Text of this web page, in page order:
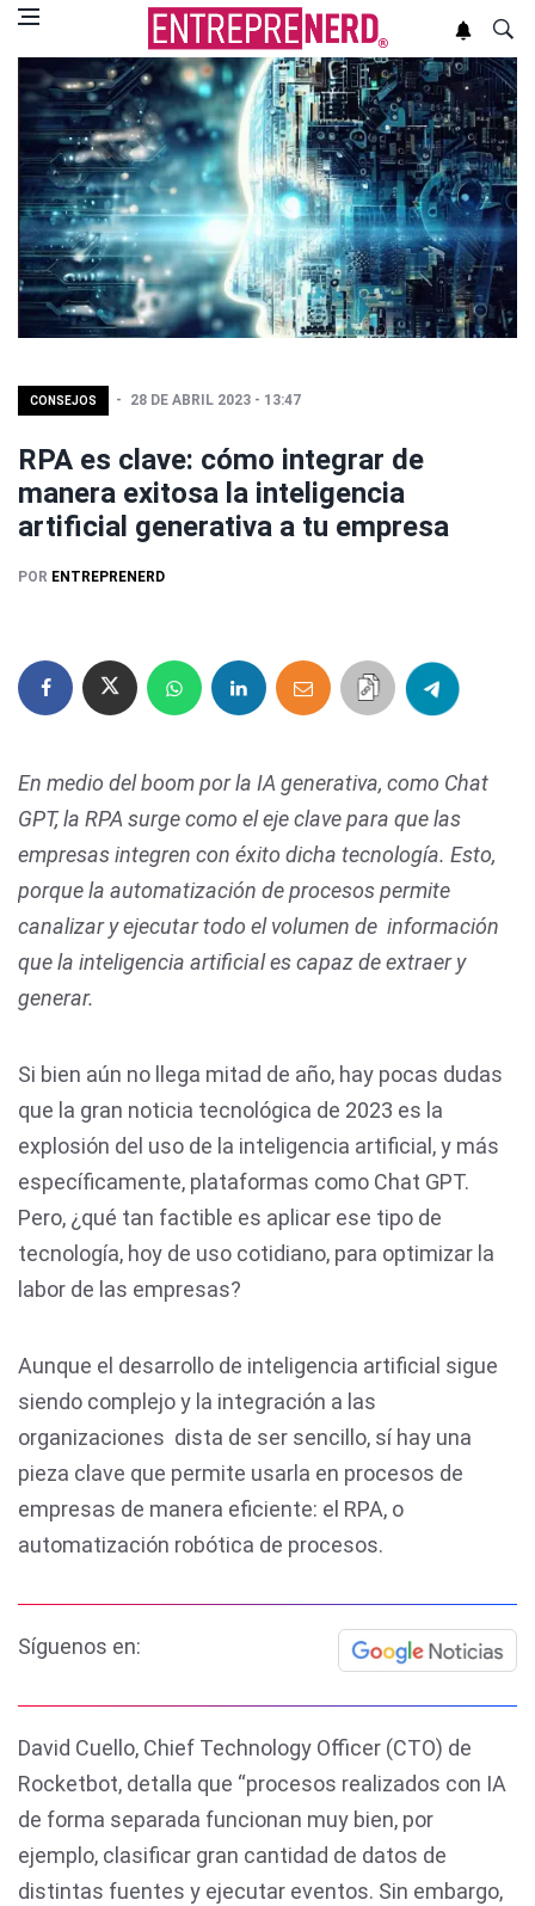
CONSEJOS 28 DE ABRIL 2023 - 13:47
RPA es clave: cómo integrar de
manera exitosa la inteligencia
artificial generativa a tu empresa
POR ENTREPRENERD
En medio del boom por la IA generativa, como Chat
GPT, la RPA surge como el eje clave para que las
empresas integren con éxito dicha tecnología. Esto,
porque la automatización de procesos permite
canalizar y ejecutar todo el volumen de información
que la inteligencia artificial es capaz de extraer y
generar.
Si bien aún no llega mitad de año, hay pocas dudas
que la gran noticia tecnológica de 2023 es la
explosión del uso de la inteligencia artificial, y más
específicamente, plataformas como Chat GPT.
Pero, ¿qué tan factible es aplicar ese tipo de
tecnología, hoy de uso cotidiano, para optimizar la
labor de las empresas?
Aunque el desarrollo de inteligencia artificial sigue
siendo complejo y la integración a las
organizaciones dista de ser sencillo, sí hay una
pieza clave que permite usarla en procesos de
empresas de manera eficiente: el RPA, o
automatización robótica de procesos.
Síguenos en:
David Cuello, Chief Technology Officer (CTO) de
Rocketbot, detalla que “procesos realizados con IA
de forma separada funcionan muy bien, por
ejemplo, clasificar gran cantidad de datos de
distintas fuentes y ejecutar eventos. Sin embargo,